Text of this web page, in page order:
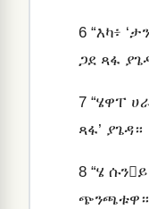
6 “እካ፥
ጋደ ጻፋ
7 “ሄዋፐ
ጻፋ’ ያጌዳ።
8 “ሄ
ጭንጫቱዋ።